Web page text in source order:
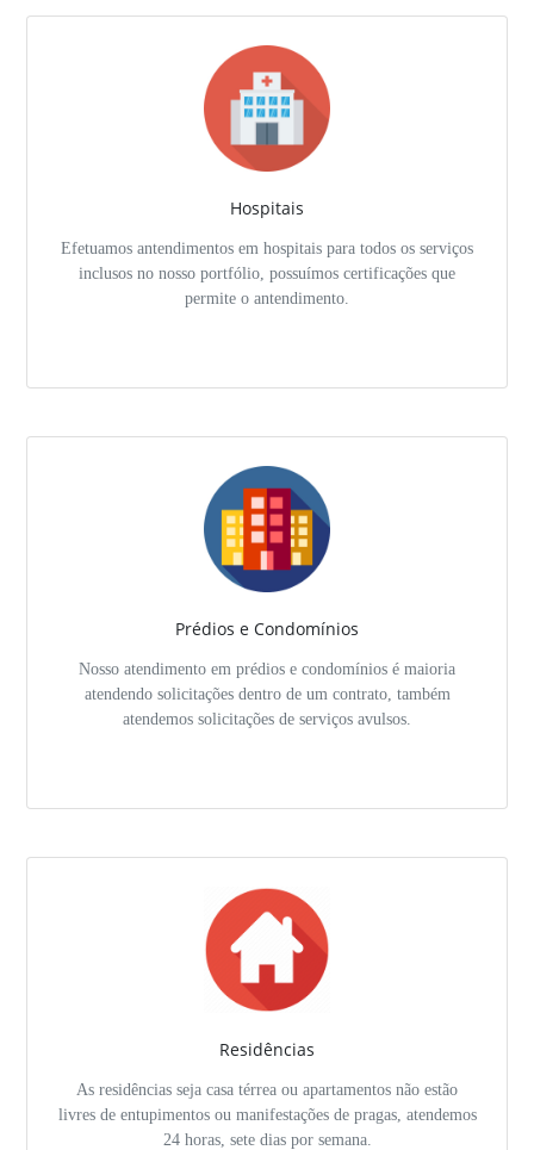
Hospitais
Efetuamos antendimentos em hospitais para todos os serviços
inclusos no nosso portfólio, possuímos certificações que
permite o antendimento.
Prédios e Condomínios
Nosso atendimento em prédios e condomínios é maioria
atendendo solicitações dentro de um contrato, também
atendemos solicitações de serviços avulsos.
Residências
As residências seja casa térrea ou apartamentos não estão
livres de entupimentos ou manifestações de pragas, atendemos
24 horas, sete dias por semana.